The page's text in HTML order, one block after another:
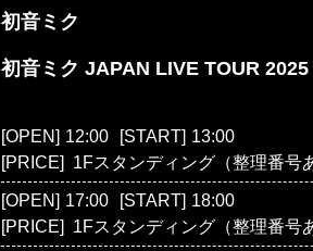
初音ミク
初音ミク JAPAN LIVE TOUR
[OPEN] 12:00 [START] 13:00
[PRICE] 1Fスタンディング（整理番号
[OPEN] 17:00 [START] 18:00
[PRICE] 1Fスタンディング（整理番号